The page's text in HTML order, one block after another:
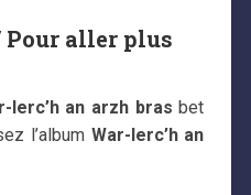
Pour aller plus
lerc’h an arzh brasbet
l’album War-lerc’h an